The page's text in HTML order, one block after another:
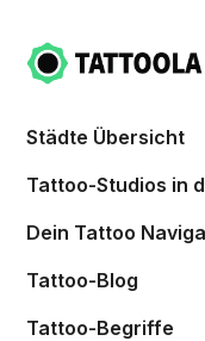
Städte Übersicht
Tattoo-Studios in
Dein Tattoo
Tattoo-Blog
Tattoo-Begriffe